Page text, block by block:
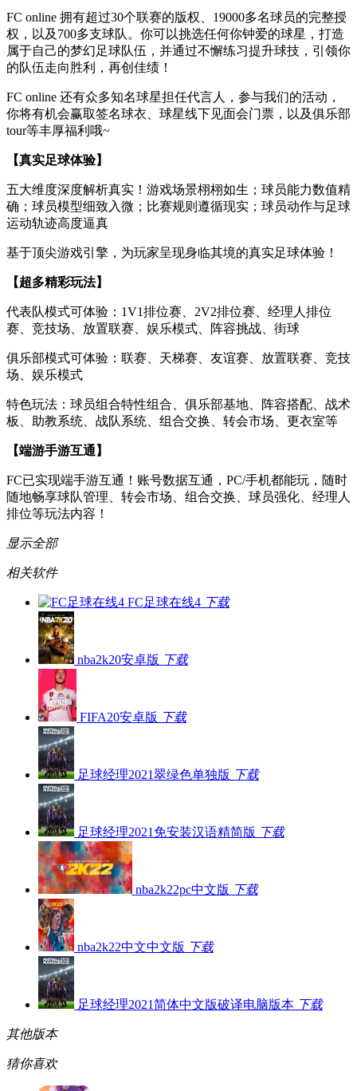
FC online 拥有超过30个联赛的版权、19000多名球员的完整授
权，以及700多支球队。你可以挑选任何你钟爱的球星，打造
属于自己的梦幻足球队伍，并通过不懈练习提升球技，引领你
的队伍走向胜利，再创佳绩！
FC online 还有众多知名球星担任代言人，参与我们的活动，
你将有机会赢取签名球衣、球星线下见面会门票，以及俱乐部
tour等丰厚福利哦~
【真实足球体验】
五大维度深度解析真实！游戏场景栩栩如生；球员能力数值精
确；球员模型细致入微；比赛规则遵循现实；球员动作与足球
运动轨迹高度逼真
基于顶尖游戏引擎，为玩家呈现身临其境的真实足球体验！
【超多精彩玩法】
代表队模式可体验：1V1排位赛、2V2排位赛、经理人排位
赛、竞技场、放置联赛、娱乐模式、阵容挑战、街球
俱乐部模式可体验：联赛、天梯赛、友谊赛、放置联赛、竞技
场、娱乐模式
特色玩法：球员组合特性组合、俱乐部基地、阵容搭配、战术
板、助教系统、战队系统、组合交换、转会市场、更衣室等
【端游手游互通】
FC已实现端手游互通！账号数据互通，PC/手机都能玩，随时
随地畅享球队管理、转会市场、组合交换、球员强化、经理人
排位等玩法内容！
显示全部
相关软件
FC足球在线4 下载
nba2k20安卓版 下载
FIFA20安卓版 下载
足球经理2021翠绿色单独版 下载
足球经理2021免安装汉语精简版 下载
nba2k22pc中文版 下载
nba2k22中文中文版 下载
足球经理2021简体中文版破译电脑版本 下载
其他版本
猜你喜欢